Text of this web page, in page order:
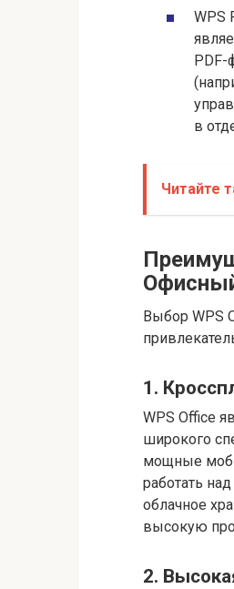
WPS
PDF-
в
Читайте
Выбор WPS
1.
WPS Office
широкого
мощные
работать
облачное
высокую
2.